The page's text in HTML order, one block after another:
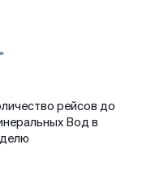
рейсов до
Вод в